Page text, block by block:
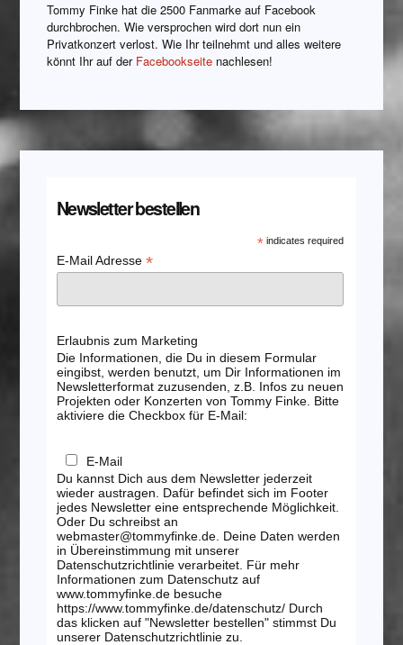
Tommy Finke hat die 2500 Fanmarke auf Facebook
durchbrochen. Wie versprochen wird dort nun ein
Privatkonzert verlost. Wie Ihr teilnehmt und alles weitere
könnt Ihr auf der Facebookseite nachlesen!
Newsletter bestellen
* indicates required
E-Mail Adresse *
Erlaubnis zum Marketing
Die Informationen, die Du in diesem Formular
eingibst, werden benutzt, um Dir Informationen im
Newsletterformat zuzusenden, z.B. Infos zu neuen
Projekten oder Konzerten von Tommy Finke. Bitte
aktiviere die Checkbox für E-Mail:
E-Mail
Du kannst Dich aus dem Newsletter jederzeit
wieder austragen. Dafür befindet sich im Footer
jedes Newsletter eine entsprechende Möglichkeit.
Oder Du schreibst an
webmaster@tommyfinke.de. Deine Daten werden
in Übereinstimmung mit unserer
Datenschutzrichtlinie verarbeitet. Für mehr
Informationen zum Datenschutz auf
www.tommyfinke.de besuche
https://www.tommyfinke.de/datenschutz/ Durch
das klicken auf "Newsletter bestellen" stimmst Du
unserer Datenschutzrichtlinie zu.